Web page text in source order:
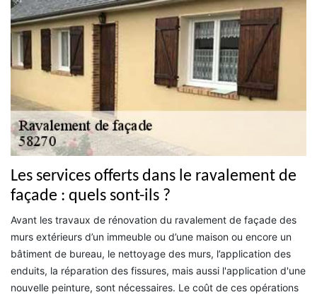
Les services offerts dans le ravalement de
façade : quels sont-ils ?
Avant les travaux de rénovation du ravalement de façade des
murs extérieurs d’un immeuble ou d’une maison ou encore un
bâtiment de bureau, le nettoyage des murs, l’application des
enduits, la réparation des fissures, mais aussi l'application d'une
nouvelle peinture, sont nécessaires. Le coût de ces opérations